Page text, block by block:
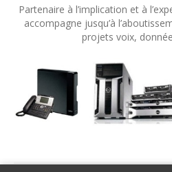
Partenaire à l’implication et à
accompagne jusqu’à
projets voix,